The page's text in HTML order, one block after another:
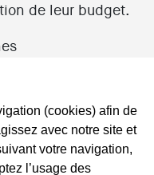
de leur budget.
et des
l’approche
résidentiel,
organisationnel
(cookies) afin de
avec notre site et
votre navigation,
l’usage des